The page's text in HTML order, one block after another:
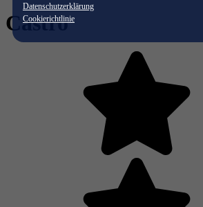
Datenschutzerklärung
Cookierichtlinie
Castro